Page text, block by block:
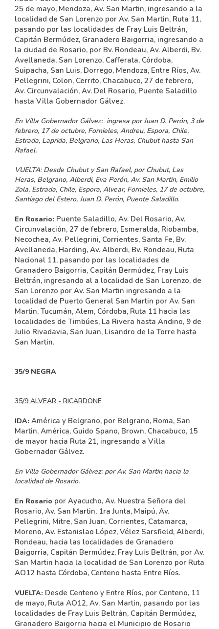
25 de mayo, Mendoza, Av. San Martin, ingresando a la
localidad de San Lorenzo por Av. San Martin, Ruta 11,
pasando por las localidades de Fray Luis Beltrán,
Capitán Bermúdez, Granadero Baigorria, ingresando a
la ciudad de Rosario, por Bv. Rondeau, Av. Alberdi, Bv.
Avellaneda, San Lorenzo, Cafferata, Córdoba,
Suipacha, San Luis, Dorrego, Mendoza, Entre Ríos, Av.
Pellegrini, Colon, Cerrito, Chacabuco, 27 de febrero,
Av. Circunvalación, Av. Del Rosario, Puente Saladillo
hasta Villa Gobernador Gálvez.
En Villa Gobernador Gálvez:ingresa por Juan D. Perón, 3 de
febrero, 17 de octubre, Fornieles, Andreu, Espora, Chile,
Estrada, Laprida, Belgrano, Las Heras, Chubut hasta San
Rafael.
VUELTA:Desde Chubut y San Rafael, por Chubut, Las
Heras, Belgrano, Alberdi, Eva Perón, Av. San Martin, Emilio
Zola, Estrada, Chile, Espora, Alvear, Fornieles, 17 de octubre,
Santiago del Estero, Juan D. Perón, Puente Saladillo.
En Rosario: Puente Saladillo, Av. Del Rosario, Av.
Circunvalación, 27 de febrero, Esmeralda, Riobamba,
Necochea, Av. Pellegrini, Corrientes, Santa Fe, Bv.
Avellaneda, Harding, Av. Alberdi, Bv. Rondeau, Ruta
Nacional 11, pasando por las localidades de
Granadero Baigorria, Capitán Bermúdez, Fray Luis
Beltrán, ingresando al a localidad de San Lorenzo, de
San Lorenzo por Av. San Martin ingresando a la
localidad de Puerto General San Martin por Av. San
Martin, Tucumán, Alem, Córdoba, Ruta 11 hacia las
localidades de Timbúes, La Rivera hasta Andino, 9 de
Julio Rivadavia, San Juan, Lisandro de la Torre hasta
San Martin.
35/9 NEGRA
35/9 ALVEAR - RICARDONE
IDA: América y Belgrano, por Belgrano, Roma, San
Martin, América, Guido Spano, Brown, Chacabuco, 15
de mayor hacia Ruta 21, ingresando a Villa
Gobernador Gálvez.
En Villa Gobernador Gálvez:por Av. San Martin hacia la
localidad de Rosario.
En Rosario por Ayacucho, Av. Nuestra Señora del
Rosario, Av. San Martin, 1ra Junta, Maipú, Av.
Pellegrini, Mitre, San Juan, Corrientes, Catamarca,
Moreno, Av. Estanislao López, Vélez Sarsfield, Alberdi,
Rondeau, hacia las localidades de Granadero
Baigorria, Capitán Bermúdez, Fray Luis Beltrán, por Av.
San Martin hacia la localidad de San Lorenzo por Ruta
AO12 hasta Córdoba, Centeno hasta Entre Ríos.
VUELTA: Desde Centeno y Entre Ríos, por Centeno, 11
de mayo, Ruta AO12, Av. San Martin, pasando por las
localidades de Fray Luis Beltrán, Capitán Bermúdez,
Granadero Baigorria hacia el Municipio de Rosario